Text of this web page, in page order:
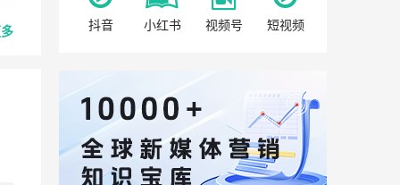
抖音 小红书 视频号 短视频